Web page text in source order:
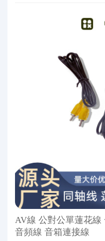
AV線 公對公單蓮花線
音頻線 音箱連接線